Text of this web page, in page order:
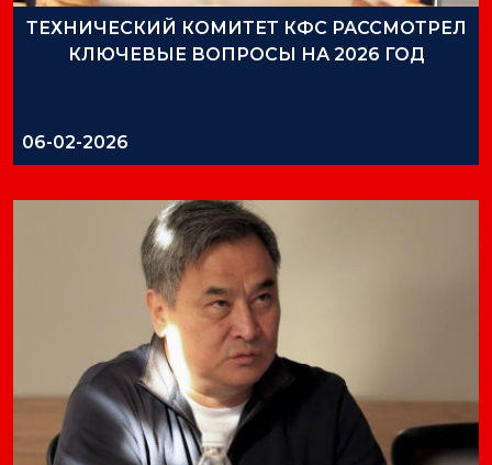
ТЕХНИЧЕСКИЙ КОМИТЕТ КФС РАССМОТРЕЛ
КЛЮЧЕВЫЕ ВОПРОСЫ НА 2026 ГОД
06-02-2026